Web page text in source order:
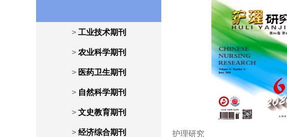
> 工业技术期刊
> 农业科学期刊
> 医药卫生期刊
> 自然科学期刊
> 文史教育期刊
> 经济综合期刊
护理研究